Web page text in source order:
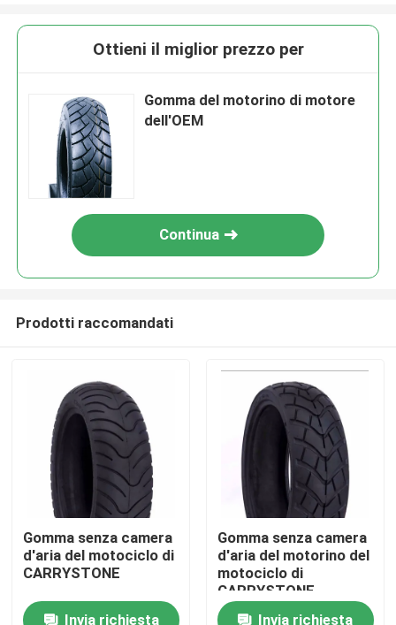
Casa
Prodotti
Chi siamo
Ottieni il miglior prezzo per
Gomma del motorino di motore
dell'OEM
Continua
Prodotti raccomandati
Gomma senza camera
d'aria del motociclo di
CARRYSTONE
Invia richiesta
Gomma senza camera
d'aria del motorino del
motociclo di
CARRYSTONE
Invia richiesta